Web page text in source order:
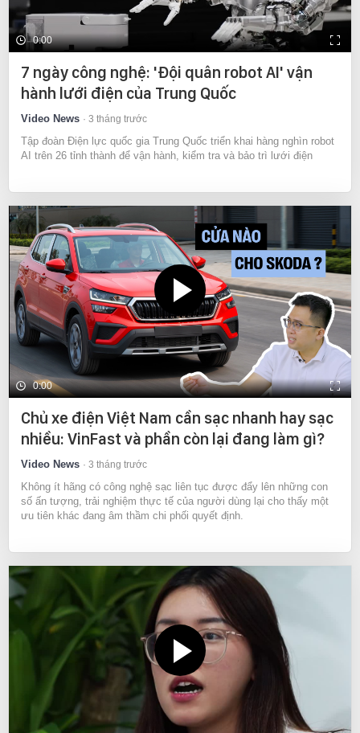
0:00
7 ngày công nghệ: 'Đội quân robot AI' vận
hành lưới điện của Trung Quốc
Video News 3 tháng trước
Tập đoàn Điện lực quốc gia Trung Quốc triển khai hàng nghìn robot
AI trên 26 tỉnh thành để vận hành, kiểm tra và bảo trì lưới điện
0:00
Chủ xe điện Việt Nam cần sạc nhanh hay sạc
nhiều: VinFast và phần còn lại đang làm gì?
Video News 3 tháng trước
Không ít hãng có công nghệ sạc liên tục được đẩy lên những con
số ấn tượng, trải nghiệm thực tế của người dùng lại cho thấy một
ưu tiên khác đang âm thầm chi phối quyết định.